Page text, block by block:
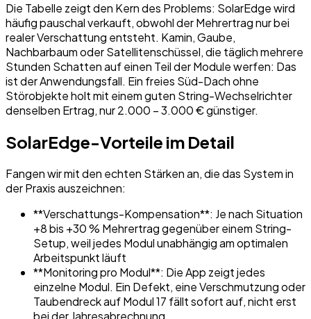
Die Tabelle zeigt den Kern des Problems: SolarEdge wird
häufig pauschal verkauft, obwohl der Mehrertrag nur bei
realer Verschattung entsteht. Kamin, Gaube,
Nachbarbaum oder Satellitenschüssel, die täglich mehrere
Stunden Schatten auf einen Teil der Module werfen: Das
ist der Anwendungsfall. Ein freies Süd-Dach ohne
Störobjekte holt mit einem guten String-Wechselrichter
denselben Ertrag, nur 2.000 – 3.000 € günstiger.
SolarEdge-Vorteile im Detail
Fangen wir mit den echten Stärken an, die das System in
der Praxis auszeichnen:
**Verschattungs-Kompensation**: Je nach Situation
+8 bis +30 % Mehrertrag gegenüber einem String-
Setup, weil jedes Modul unabhängig am optimalen
Arbeitspunkt läuft
**Monitoring pro Modul**: Die App zeigt jedes
einzelne Modul. Ein Defekt, eine Verschmutzung oder
Taubendreck auf Modul 17 fällt sofort auf, nicht erst
bei der Jahresabrechnung